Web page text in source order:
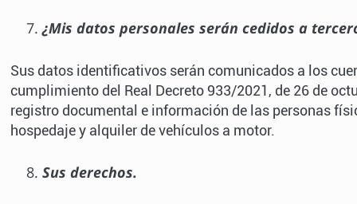
¿Mis datos personales serán cedidos a
Sus datos identificativos serán comunicados a los
cumplimiento del Real Decreto 933/2021, de 26 de
registro documental e información de las personas
hospedaje y alquiler de vehículos a motor.
Sus derechos.